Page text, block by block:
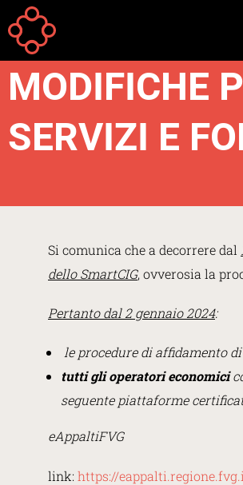
Direkt zum Inhalt
Your
are
here
Startseite
MODIFICHE
SERVIZI E
Si comunica che a decorrere dal
dello SmartCIG, ovverosia la
Pertanto dal 2 gennaio 2024:
le procedure di affidamento
tutti gli operatori economici
seguente piattaforme
eAppaltiFVG
link: https://